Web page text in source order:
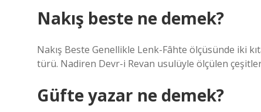
Nakış beste ne demek?
Nakış Beste Genellikle Lenk-Fâhte ölçüsünde iki
türü. Nadiren Devr-i Revan usulüyle ölçülen
Güfte yazar ne demek?